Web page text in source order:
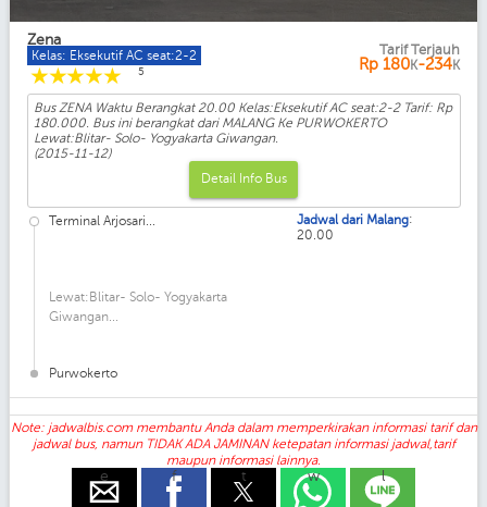
Zena
Kelas: Eksekutif AC seat:2-2
☆
☆
☆
☆
☆ 5
Tarif Terjauh
Rp 180K-234K
Bus ZENA Waktu Berangkat 20.00 Kelas:Eksekutif AC seat:2-2 Tarif: Rp
180.000. Bus ini berangkat dari MALANG Ke PURWOKERTO
Lewat:Blitar- Solo- Yogyakarta Giwangan.
(2015-11-12)
Detail Info Bus
Terminal Arjosari...
Lewat:Blitar- Solo- Yogyakarta
Giwangan...
Purwokerto
Jadwal dari Malang:
20.00
Note: jadwalbis.com membantu Anda dalam memperkirakan informasi tarif dan
jadwal bus, namun TIDAK ADA JAMINAN ketepatan informasi jadwal,tarif
maupun informasi lainnya.
e f t w l